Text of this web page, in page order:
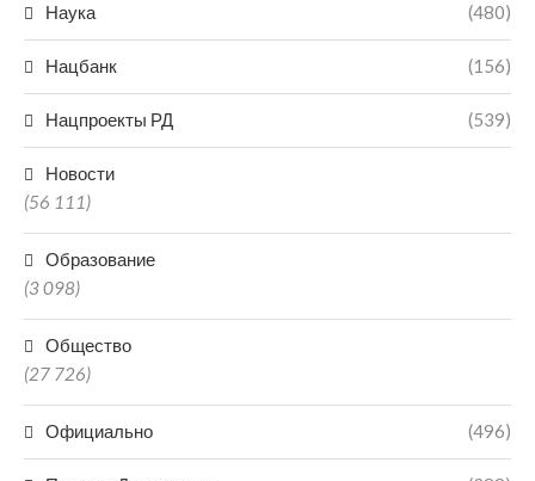
Наука (480)
Нацбанк (156)
Нацпроекты РД (539)
Новости
(56 111)
Образование
(3 098)
Общество
(27 726)
Официально (496)